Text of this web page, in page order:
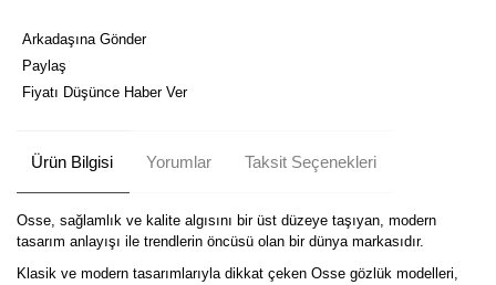
Arkadaşına Gönder
Paylaş
Fiyatı Düşünce Haber Ver
Ürün Bilgisi Yorumlar Taksit Seçenekleri
Osse, sağlamlık ve kalite algısını bir üst düzeye taşıyan, modern
tasarım anlayışı ile trendlerin öncüsü olan bir dünya markasıdır.
Klasik ve modern tasarımlarıyla dikkat çeken Osse gözlük modelleri,